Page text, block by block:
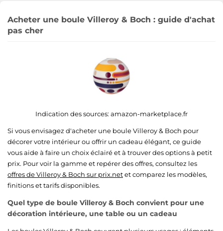
Acheter une boule Villeroy & Boch : guide d'achat
pas cher
Indication des sources: amazon-marketplace.fr
Si vous envisagez d'acheter une boule Villeroy & Boch pour
décorer votre intérieur ou offrir un cadeau élégant, ce guide
vous aide à faire un choix éclairé et à trouver des options à petit
prix. Pour voir la gamme et repérer des offres, consultez les
offres de Villeroy & Boch sur prix.netet comparez les modèles,
finitions et tarifs disponibles.
Quel type de boule Villeroy & Boch convient pour une
décoration intérieure, une table ou un cadeau